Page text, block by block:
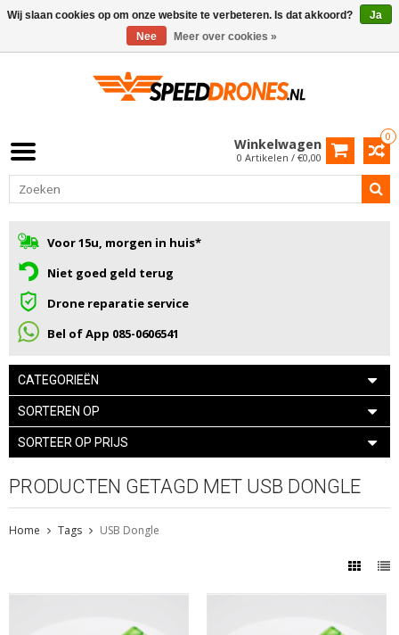
0
Winkelwagen
0 Artikelen / €0,00
Voor 15u, morgen in huis*
Niet goed geld terug
Drone reparatie service
Bel of App 085-0606541
CATEGORIEËN
SORTEREN OP
SORTEER OP PRIJS
PRODUCTEN GETAGD MET USB DONGLE
Home Tags USB Dongle
Wij slaan cookies op om onze website te verbeteren. Is dat akkoord?
Ja
Nee
Meer over cookies »